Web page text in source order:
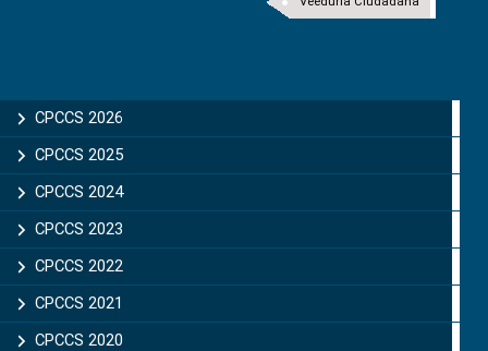
CPCCS 2026
CPCCS 2025
CPCCS 2024
CPCCS 2023
CPCCS 2022
CPCCS 2021
CPCCS 2020